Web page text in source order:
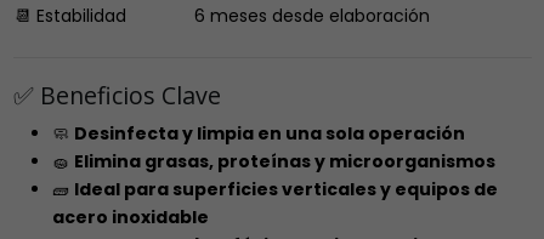
📆 Estabilidad
6 meses desde elaboración
✅ Beneficios Clave
🧼 Desinfecta y limpia en una sola operación
🧽 Elimina grasas, proteínas y microorganismos
🧱 Ideal para superficies verticales y equipos de
acero inoxidable